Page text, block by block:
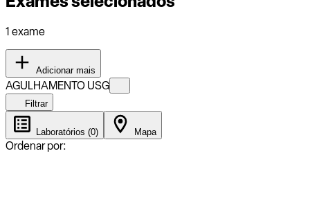
1 exame
Adicionar mais
AGULHAMENTO USG
Filtrar
Laboratórios (0) Mapa
Ordenar por: